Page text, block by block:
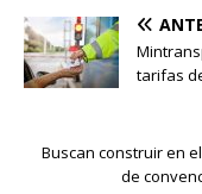
tarifas
Buscan construir en
de